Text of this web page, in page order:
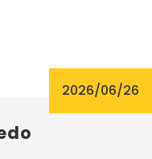
2026/06/26